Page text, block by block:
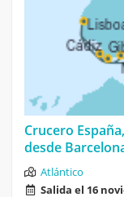
Crucero
desde
Atlántico
Salida el 16